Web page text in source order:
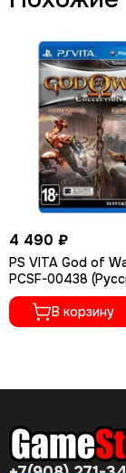
4 490 ₽
PS VITA God of
PCSF-00438
субтитры) Б/У
В корзину